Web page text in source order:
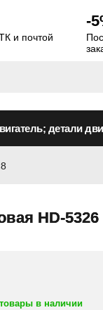
и почтой
-
детали
HD-5326
в наличии